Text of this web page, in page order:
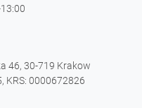
46, 30-719 Krakow
KRS: 0000672826